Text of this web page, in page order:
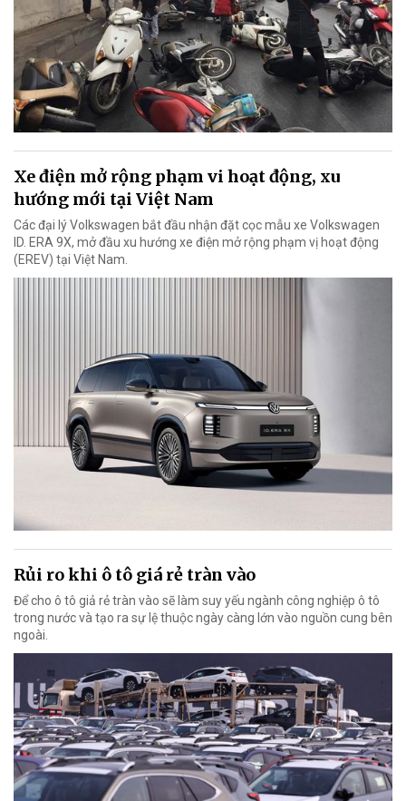
Xe điện mở rộng phạm vi hoạt động, xu
hướng mới tại Việt Nam
Các đại lý Volkswagen bắt đầu nhận đặt cọc mẫu xe Volkswagen
ID. ERA 9X, mở đầu xu hướng xe điện mở rộng phạm vị hoạt động
(EREV) tại Việt Nam.
Rủi ro khi ô tô giá rẻ tràn vào
Để cho ô tô giả rẻ tràn vào sẽ làm suy yếu ngành công nghiệp ô tô
trong nước và tạo ra sự lệ thuộc ngày càng lớn vào nguồn cung bên
ngoài.